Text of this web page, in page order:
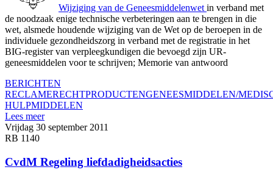
Wijziging van de Geneesmiddelenwet in verband met
de noodzaak enige technische verbeteringen aan te brengen in die
wet, alsmede houdende wijziging van de Wet op de beroepen in de
individuele gezondheidszorg in verband met de registratie in het
BIG-register van verpleegkundigen die bevoegd zijn UR-
geneesmiddelen voor te schrijven; Memorie van antwoord
BERICHTEN
RECLAMERECHTPRODUCTENGENEESMIDDELEN/
HULPMIDDELEN
Lees meer
Vrijdag 30 september 2011
RB 1140
CvdM Regeling liefdadigheidsacties